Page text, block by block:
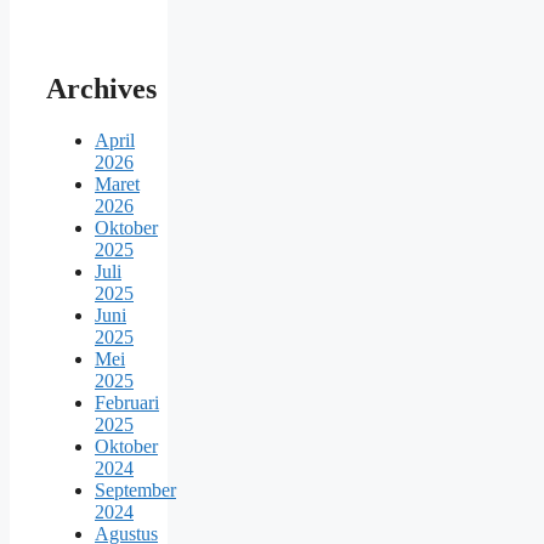
Archives
April
2026
Maret
2026
Oktober
2025
Juli
2025
Juni
2025
Mei
2025
Februari
2025
Oktober
2024
September
2024
Agustus